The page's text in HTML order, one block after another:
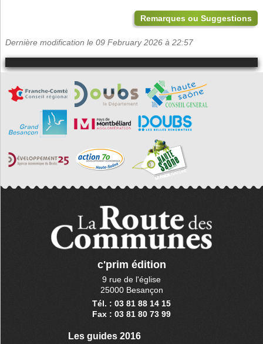
Remarques ou Suggestions
Dernière modification le 09 February 2026 à 22:57
c'prim édition
9 rue de l'église
25000 Besançon
Tél. : 03 81 88 14 15
Fax : 03 81 80 73 99
Les guides 2016